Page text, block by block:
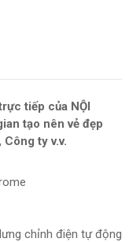
tiếp của NỘI
tạo nên vẻ đẹp
ty v.v.
chỉnh điện tự động